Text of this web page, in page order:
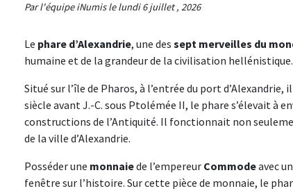
Par l'équipe iNumis lelundi 6 juillet , 2026
Le phare d’Alexandrie, une des sept merveilles du
humaine et de la grandeur de la civilisation hellénistique.
Situé sur l’île de Pharos, à l’entrée du port
siècle avant J.-C. sous Ptolémée II, le phare s’élevait à
constructions de l’Antiquité. Il fonctionnait non
de la ville d’Alexandrie.
Posséder une monnaiede l’empereur Commodeavec
fenêtre sur l’histoire. Sur cette pièce de monnaie, le